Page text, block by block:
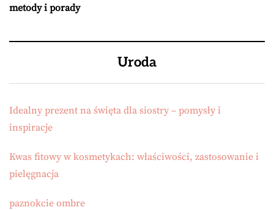
metody i porady
Uroda
Idealny prezent na święta dla siostry – pomysły i
inspiracje
Kwas fitowy w kosmetykach: właściwości, zastosowanie i
pielęgnacja
paznokcie ombre